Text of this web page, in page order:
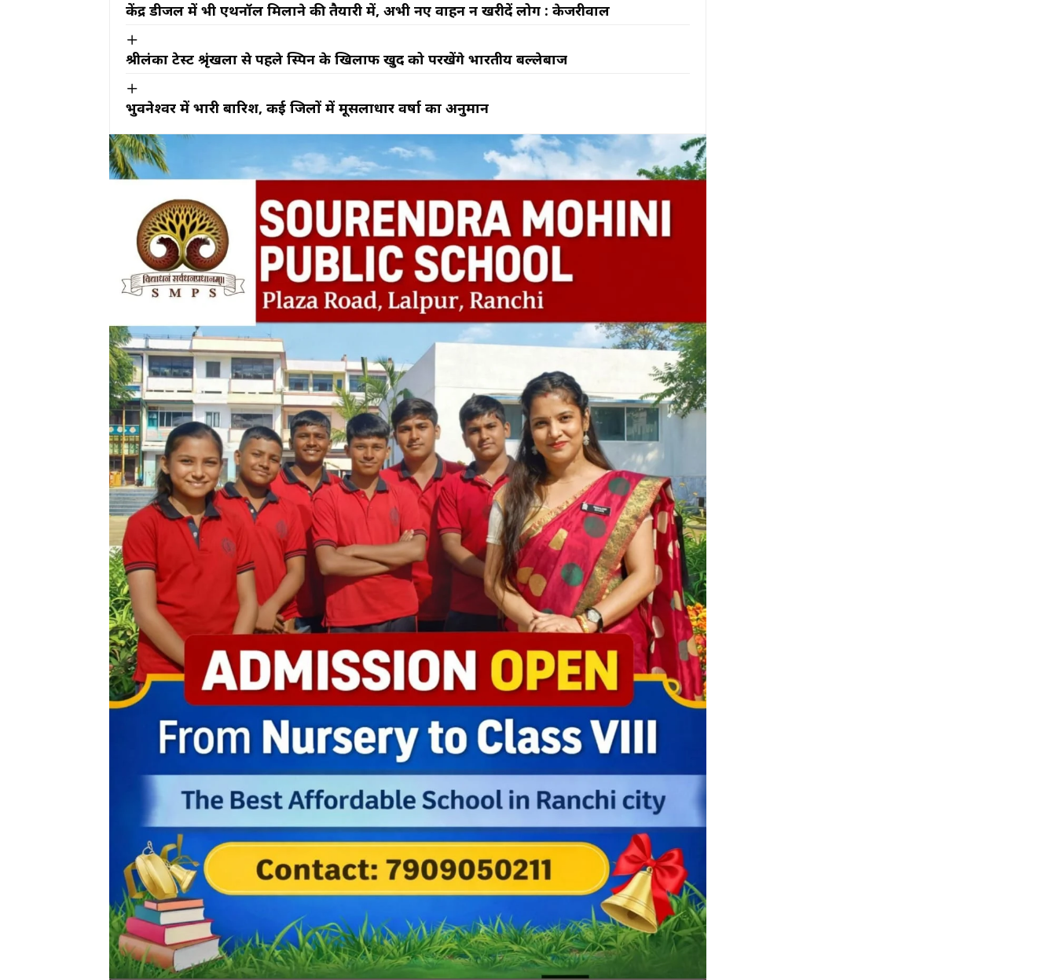
केंद्र डीजल में भी एथनॉल मिलाने की तैयारी में, अभी नए वाहन न खरीदें लोग : केजरीवाल
श्रीलंका टेस्ट श्रृंखला से पहले स्पिन के खिलाफ खुद को परखेंगे भारतीय बल्लेबाज
भुवनेश्वर में भारी बारिश, कई जिलों में मूसलाधार वर्षा का अनुमान